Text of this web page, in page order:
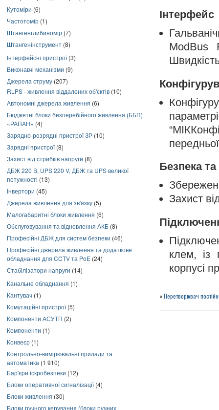
Кутоміри (6)
Частотомір (1)
Штангенглибиномір (7)
Штангенінструмент (8)
Інтерфейсні пристрої(3)
Виконавчі механізми (9)
Джерела струму (207)
RLPS - живлення віддалених об'єктів (10)
Автономні джерела живлення (6)
Бюджетні блоки безперебійного живлення (ББП)
«РАПАН» (4)
Зарядно-розрядні пристрої ЗР (10)
Зарядні пристрої(8)
Захист від стрибків напруги (8)
ДБЖ 220 В, UPS 220 V, ДБЖ та UPS великої
потужності (13)
Інвертори (45)
Джерела живлення для зв'язку (5)
Малогабаритні блоки живлення (6)
Обслуговування та відновлення АКБ (8)
Професійні ДБЖ для систем безпеки (46)
Професійні джерела живлення та додаткове
обладнання для CCTV та PoE (24)
Стабілізатори напруги (14)
Канальне обладнання (1)
Кантувач (1)
Комутаційні пристрої(5)
Компоненти АСУТП (2)
Компоненти (1)
Конвеєр (1)
Контрольно-вимірювальні прилади та
автоматика (1 910)
Бар'єри іскробезпеки (12)
Блоки оперативної сигналізації(4)
Блоки живлення (30)
Блоки ручного керування (блоки ручних
Інтерфейс
ModBus
Безпека
Захист
клем, із
корпусі
«Перетворювач